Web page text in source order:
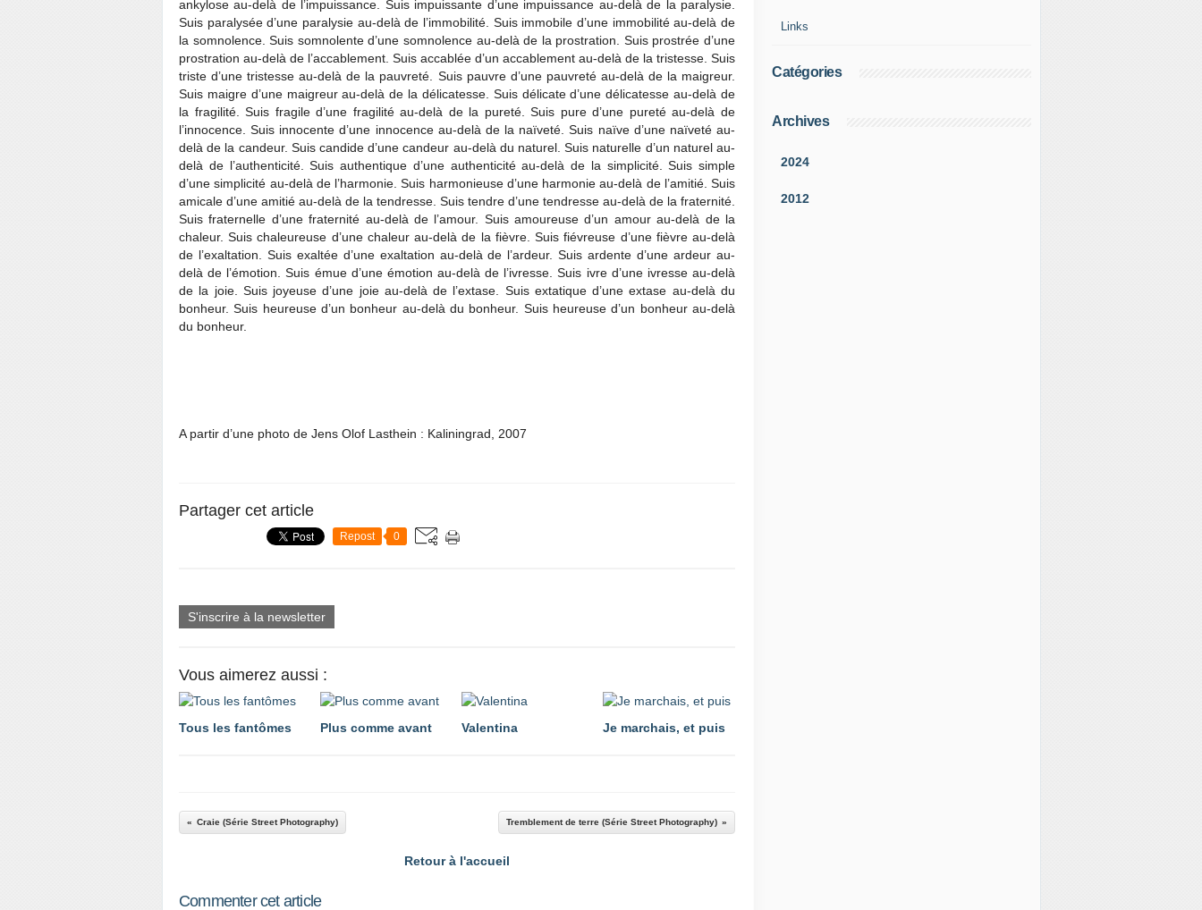
ankylose au-delà de l’impuissance. Suis impuissante d’une impuissance au-delà de la paralysie.
Suis paralysée d’une paralysie au-delà de l’immobilité. Suis immobile d’une immobilité au-delà de
la somnolence. Suis somnolente d’une somnolence au-delà de la prostration. Suis prostrée d’une
prostration au-delà de l’accablement. Suis accablée d’un accablement au-delà de la tristesse. Suis
triste d’une tristesse au-delà de la pauvreté. Suis pauvre d’une pauvreté au-delà de la maigreur.
Suis maigre d’une maigreur au-delà de la délicatesse. Suis délicate d’une délicatesse au-delà de
la fragilité. Suis fragile d’une fragilité au-delà de la pureté. Suis pure d’une pureté au-delà de
l’innocence. Suis innocente d’une innocence au-delà de la naïveté. Suis naïve d’une naïveté au-
delà de la candeur. Suis candide d’une candeur au-delà du naturel. Suis naturelle d’un naturel au-
delà de l’authenticité. Suis authentique d’une authenticité au-delà de la simplicité. Suis simple
d’une simplicité au-delà de l’harmonie. Suis harmonieuse d’une harmonie au-delà de l’amitié. Suis
amicale d’une amitié au-delà de la tendresse. Suis tendre d’une tendresse au-delà de la fraternité.
Suis fraternelle d’une fraternité au-delà de l’amour. Suis amoureuse d’un amour au-delà de la
chaleur. Suis chaleureuse d’une chaleur au-delà de la fièvre. Suis fiévreuse d’une fièvre au-delà
de l’exaltation. Suis exaltée d’une exaltation au-delà de l’ardeur. Suis ardente d’une ardeur au-
delà de l’émotion. Suis émue d’une émotion au-delà de l’ivresse. Suis ivre d’une ivresse au-delà
de la joie. Suis joyeuse d’une joie au-delà de l’extase. Suis extatique d’une extase au-delà du
bonheur. Suis heureuse d’un bonheur au-delà du bonheur. Suis heureuse d’un bonheur au-delà
du bonheur.
A partir d’une photo de Jens Olof Lasthein : Kaliningrad, 2007
Partager cet article
Repost 0
S'inscrire à la newsletter
Vous aimerez aussi :
Tous les fantômes Plus comme avant Valentina Je marchais, et puis
Craie (Série Street Photography) Tremblement de terre (Série Street Photography)
Retour à l'accueil
Commenter cet article
Links
Catégories
Archives
2024
2012